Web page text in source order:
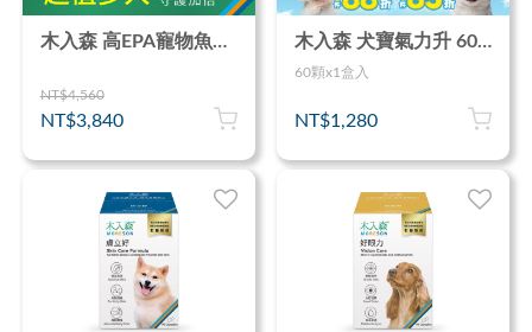
木入森 高EPA寵物魚油 60顆x3 (加贈30顆)｜貓狗魚油推薦
NT$4,560
NT$3,840
木入森 犬寶氣力升 60顆｜狗狗氣管保健食品
60顆x1盒入
NT$1,280